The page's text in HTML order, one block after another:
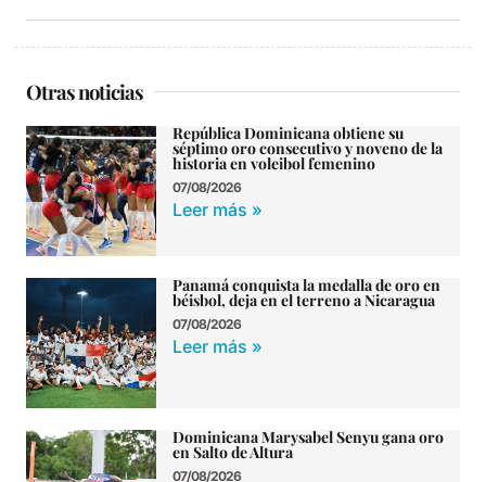
Otras noticias
República Dominicana obtiene su
séptimo oro consecutivo y noveno de la
historia en voleibol femenino
07/08/2026
Leer más »
Panamá conquista la medalla de oro en
béisbol, deja en el terreno a Nicaragua
07/08/2026
Leer más »
Dominicana Marysabel Senyu gana oro
en Salto de Altura
07/08/2026